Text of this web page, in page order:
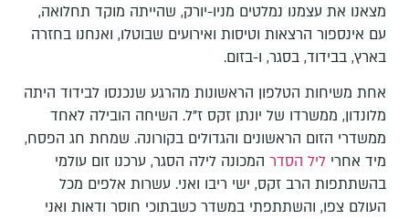
מצאנו את עצמנו נמלטים מניו-יורק, שהייתה מוקד תחלואה,
עם אינספור הרצאות וטיסות ואירועים שבוטלו, ואנחנו בחזרה
בארץ, בבידוד, בסגר, ו-בזום.
אחת משיחות הטלפון הראשונות מהרגע שנכנסו לבידוד היתה
מלונדון, ממשרדו של יונתן זקס ז"ל. השיחה הובילה לאחד
ממשדרי הזום הראשונים והגדולים בקורונה. שמחת חג הפסח,
מיד אחרי ליל הסדר המכונה לילה הסגר, ערכנו זום עולמי
בהשתתפות הרב זקס, ישי ריבו ואני. עשרות אלפים מכל
העולם צפו, והשתתפתי במשדר כשבתוכי חוסר ודאות ואני